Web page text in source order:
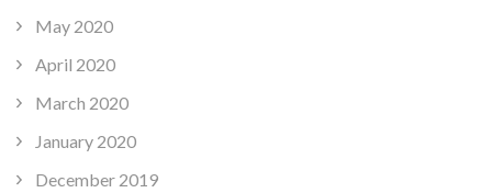
May 2020
April 2020
March 2020
January 2020
December 2019